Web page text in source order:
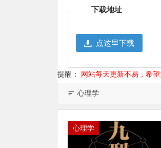
下载地址
点这里下载
提醒： 网站每天更新不易，希
心理学
心理学